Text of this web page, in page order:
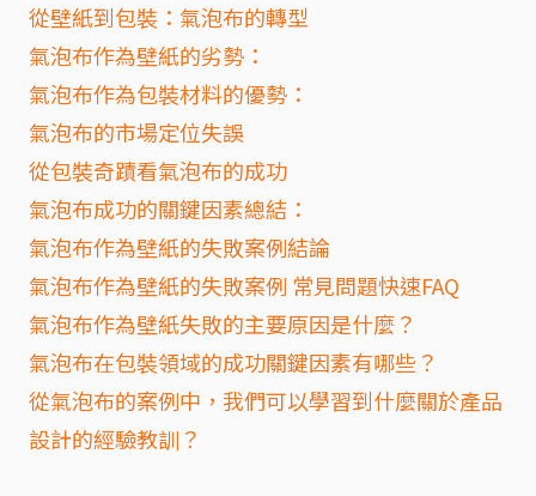
從壁紙到包裝：氣泡布的轉型
氣泡布作為壁紙的劣勢：
氣泡布作為包裝材料的優勢：
氣泡布的市場定位失誤
從包裝奇蹟看氣泡布的成功
氣泡布成功的關鍵因素總結：
氣泡布作為壁紙的失敗案例結論
氣泡布作為壁紙的失敗案例 常見問題快速FAQ
氣泡布作為壁紙失敗的主要原因是什麼？
氣泡布在包裝領域的成功關鍵因素有哪些？
從氣泡布的案例中，我們可以學習到什麼關於產品
設計的經驗教訓？